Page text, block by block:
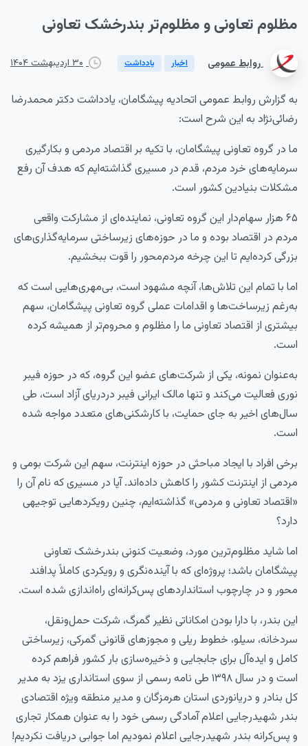
مظلوم تعاونیو مظلوم‌تربندرخشک تعاونی
روابط عمومی اخبار یادداشت ۳۰ اردیبهشت ۱۴۰۴
به گزارش روابط عمومی اتحادیه پیشگامان، یادداشت دکتر محمدرضا
رضائی‌نژاد به این شرح است:
ما در گروه تعاونی پیشگامان، با تکیه بر اقتصاد مردمی و بکارگیری
سرمایه‌های خرد مردم، قدم در مسیری گذاشته‌ایم که هدف آن رفع
مشکلات بنیادین کشور است.
۶۵ هزار سهام‌دار این گروه تعاونی، نماینده‌ای از مشارکت واقعی
مردم در اقتصاد بوده و ما در حوزه‌های زیرساختی سرمایه‌گذاری‌های
بزرگی کرده‌ایم تا این چرخه مردم‌محور را قوت ببخشیم.
اما با تمام این تلاش‌ها، آنچه مشهود است، بی‌مهری‌هایی است که
به‌رغم زیرساخت‌ها و اقدامات عملی گروه تعاونی پیشگامان، سهم
بیشتری از اقتصاد تعاونی ما را مظلوم و محروم‌تر از همیشه کرده
است.
به‌عنوان نمونه، یکی از شرکت‌های عضو این گروه، که در حوزه فیبر
نوری فعالیت می‌کند و تنها مالک ایرانی فیبر دردریای آزاد است، طی
سال‌های اخیر به جای حمایت، با کارشکنی‌های متعدد مواجه شده
است.
برخی افراد با ایجاد مباحثی در حوزه اینترنت، سهم این شرکت بومی و
مردمی از اینترنت کشور را کاهش داده‌اند. آیا در مسیری که نام آن را
«اقتصاد تعاونی و مردمی» گذاشته‌ایم، چنین رویکردهایی توجیهی
دارد؟
اما شاید مظلوم‌ترین مورد، وضعیت کنونی بندرخشک تعاونی
پیشگامان باشد؛ پروژه‌ای که با آینده‌نگری و رویکردی کاملاً پدافند
محور و در چارچوب استانداردهای پس‌کرانه‌ای راه‌اندازی شده است.
این بندر، با دارا بودن امکاناتی نظیر گمرگ، شرکت حمل‌ونقل،
سردخانه، سیلو، خطوط ریلی و مجوزهای قانونی گمرکی، زیرساختی
کامل و ایده‌آل برای جابجایی و ذخیره‌سازی بار کشور فراهم کرده
است و در سال ۱۳۹۸ طی نامه رسمی از سوی استانداری یزد به مدیر
کل بنادر و دریانوردی استان هرمزگان و مدیر منطقه ویژه اقتصادی
بندر شهیدرجایی اعلام آمادگی رسمی خود را به عنوان همکار تجاری
و پس‌کرانه بندر شهیدرجایی اعلام نمودیم اما جوابی دریافت نکردیم!